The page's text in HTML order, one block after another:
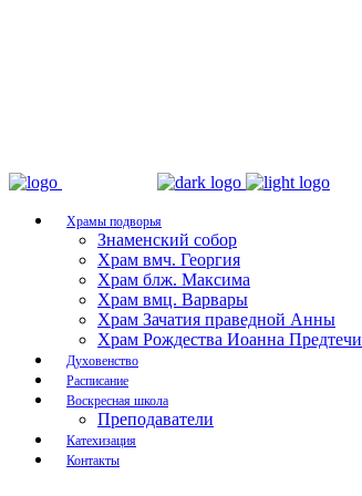
Храмы подворья
Знаменский собор
Храм вмч. Георгия
Храм блж. Максима
Храм вмц. Варвары
Храм Зачатия праведной Анны
Храм Рождества Иоанна Предтечи
Духовенство
Расписание
Воскресная школа
Преподаватели
Катехизация
Контакты